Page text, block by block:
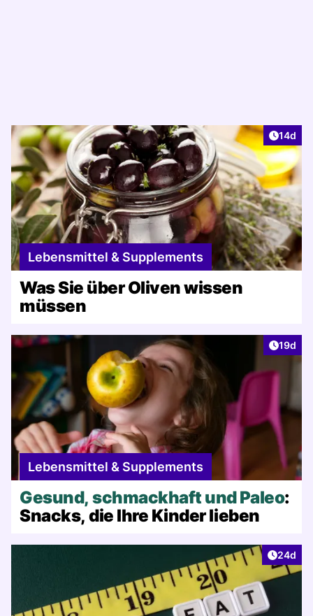
Artikel
14d
Lebensmittel & Supplements
Was Sie über Oliven wissen
müssen
Artikel
19d
Lebensmittel & Supplements
Gesund, schmackhaft und Paleo:
Snacks, die Ihre Kinder lieben
Artikel
24d